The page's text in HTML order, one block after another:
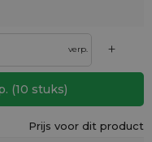
verp. +
(10 stuks)
Prijs voor dit product